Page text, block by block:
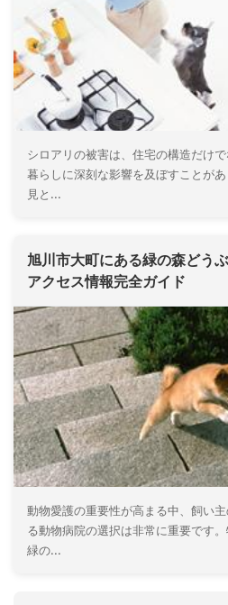
シロアリの被害は、住宅の構造だけ
暮らしに深刻な影響を及ぼすことが
見と...
旭川市大町にある緑の森どう
アクセス情報完全ガイド
動物愛護の重要性が高まる中、飼い
る動物病院の選択は非常に重要です
緑の...